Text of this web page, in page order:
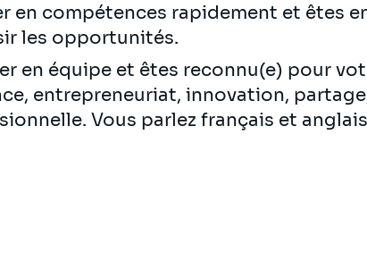
en compétences rapidement et êtes
les opportunités.
en équipe et êtes reconnu(e) pour
entrepreneuriat, innovation,
Vous parlez français et